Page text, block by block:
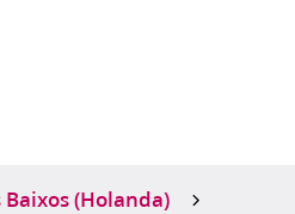
Baixos (Holanda)